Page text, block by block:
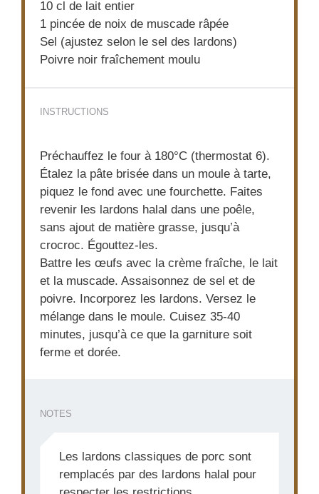
10 cl de lait entier
1 pincée de noix de muscade râpée
Sel (ajustez selon le sel des lardons)
Poivre noir fraîchement moulu
INSTRUCTIONS
Préchauffez le four à 180°C (thermostat 6).
Étalez la pâte brisée dans un moule à tarte,
piquez le fond avec une fourchette. Faites
revenir les lardons halal dans une poêle,
sans ajout de matière grasse, jusqu’à
crocroc. Égouttez-les.
Battre les œufs avec la crème fraîche, le lait
et la muscade. Assaisonnez de sel et de
poivre. Incorporez les lardons. Versez le
mélange dans le moule. Cuisez 35-40
minutes, jusqu’à ce que la garniture soit
ferme et dorée.
NOTES
Les lardons classiques de porc sont
remplacés par des lardons halal pour